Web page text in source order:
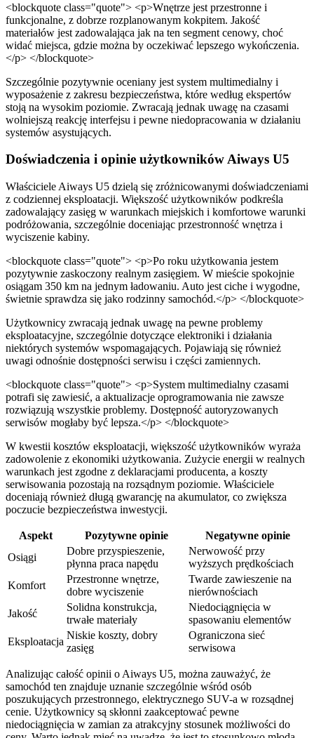
<blockquote class="quote"> <p>Wnętrze jest przestronne i
funkcjonalne, z dobrze rozplanowanym kokpitem. Jakość
materiałów jest zadowalająca jak na ten segment cenowy, choć
widać miejsca, gdzie można by oczekiwać lepszego wykończenia.
</p> </blockquote>
Szczególnie pozytywnie oceniany jest system multimedialny i
wyposażenie z zakresu bezpieczeństwa, które według ekspertów
stoją na wysokim poziomie. Zwracają jednak uwagę na czasami
wolniejszą reakcję interfejsu i pewne niedopracowania w działaniu
systemów asystujących.
Doświadczenia i opinie użytkowników Aiways U5
Właściciele Aiways U5 dzielą się zróżnicowanymi doświadczeniami
z codziennej eksploatacji. Większość użytkowników podkreśla
zadowalający zasięg w warunkach miejskich i komfortowe warunki
podróżowania, szczególnie doceniając przestronność wnętrza i
wyciszenie kabiny.
<blockquote class="quote"> <p>Po roku użytkowania jestem
pozytywnie zaskoczony realnym zasięgiem. W mieście spokojnie
osiągam 350 km na jednym ładowaniu. Auto jest ciche i wygodne,
świetnie sprawdza się jako rodzinny samochód.</p> </blockquote>
Użytkownicy zwracają jednak uwagę na pewne problemy
eksploatacyjne, szczególnie dotyczące elektroniki i działania
niektórych systemów wspomagających. Pojawiają się również
uwagi odnośnie dostępności serwisu i części zamiennych.
<blockquote class="quote"> <p>System multimedialny czasami
potrafi się zawiesić, a aktualizacje oprogramowania nie zawsze
rozwiązują wszystkie problemy. Dostępność autoryzowanych
serwisów mogłaby być lepsza.</p> </blockquote>
W kwestii kosztów eksploatacji, większość użytkowników wyraża
zadowolenie z ekonomiki użytkowania. Zużycie energii w realnych
warunkach jest zgodne z deklaracjami producenta, a koszty
serwisowania pozostają na rozsądnym poziomie. Właściciele
doceniają również długą gwarancję na akumulator, co zwiększa
poczucie bezpieczeństwa inwestycji.
Aspekt Pozytywne opinie
Negatywne opinie
Osiągi
Dobre przyspieszenie,
płynna praca napędu
Nerwowość przy
wyższych prędkościach
Komfort
Przestronne wnętrze,
dobre wyciszenie
Twarde zawieszenie na
nierównościach
Jakość
Solidna konstrukcja,
trwałe materiały
Niedociągnięcia w
spasowaniu elementów
Eksploatacja
Niskie koszty, dobry
zasięg
Ograniczona sieć
serwisowa
Analizując całość opinii o Aiways U5, można zauważyć, że
samochód ten znajduje uznanie szczególnie wśród osób
poszukujących przestronnego, elektrycznego SUV-a w rozsądnej
cenie. Użytkownicy są skłonni zaakceptować pewne
niedociągnięcia w zamian za atrakcyjny stosunek możliwości do